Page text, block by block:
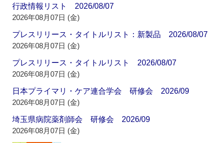
行政情報リスト 2026/08/07
2026年08月07日 (金)
プレスリリース・タイトルリスト：新製品 2026/08/07
2026年08月07日 (金)
プレスリリース・タイトルリスト 2026/08/07
2026年08月07日 (金)
日本プライマリ・ケア連合学会 研修会 2026/09
2026年08月07日 (金)
埼玉県病院薬剤師会 研修会 2026/09
2026年08月07日 (金)